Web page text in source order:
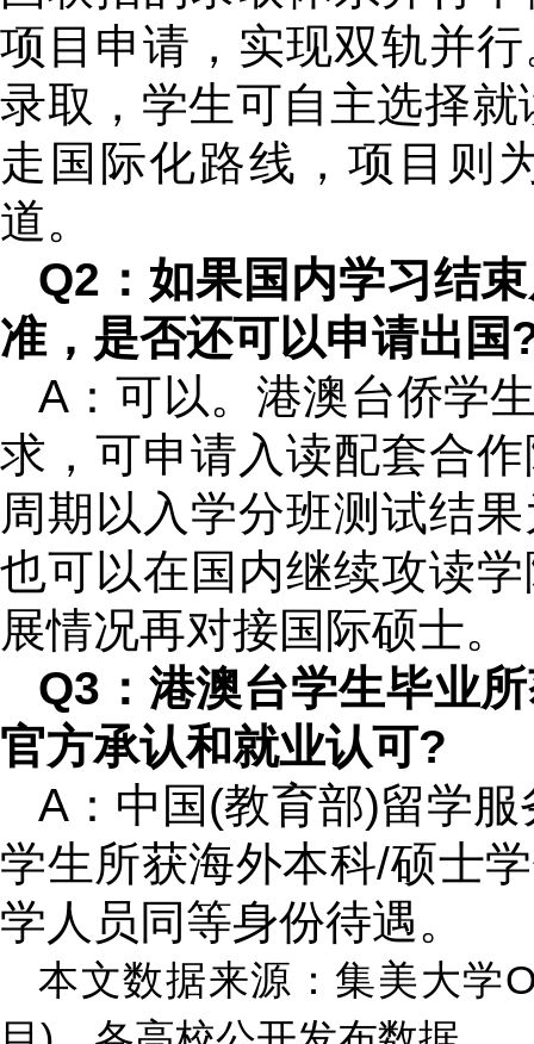
项目申请，实现双轨并
录取，学生可自主选择
走国际化路线，项目则
道。
Q2：如果国内学习结
准，是否还可以申请出国
A：可以。港澳台侨学
求，可申请入读配套合
周期以入学分班测试结
也可以在国内继续攻读
展情况再对接国际硕士。
Q3：港澳台学生毕业
官方承认和就业认可?
A：中国(教育部)留学
学生所获海外本科/硕士
学人员同等身份待遇。
本文数据来源：集美大学